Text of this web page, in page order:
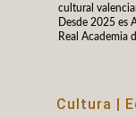
cultural
Desde 2025 es
Real Academia
Cultura